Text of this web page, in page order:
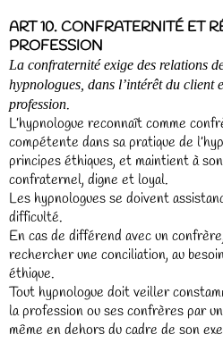
ART 10. CONFRATERNITÉ ET
PROFESSION
La confraternité exige des relations
hypnologues, dans l’intérêt du client
profession.
L’hypnologue reconnaît comme
compétente dans sa pratique de
principes éthiques, et maintient à
confraternel, digne et loyal.
Les hypnologues se doivent
difficulté.
En cas de différend avec un
rechercher une conciliation, au
éthique.
Tout hypnologue doit veiller
la profession ou ses confrères par
même en dehors du cadre de son